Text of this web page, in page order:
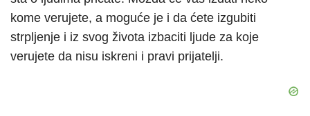
kome verujete, a moguće je i da ćete izgubiti
strpljenje i iz svog života izbaciti ljude za koje
verujete da nisu iskreni i pravi prijatelji.